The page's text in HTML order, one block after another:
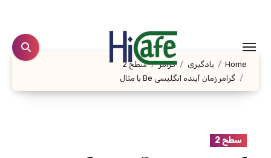
content
Home یادگیری گرامر
سطح 2
گرامر زمان آینده انگلیسی Be با مثال
سطح 2